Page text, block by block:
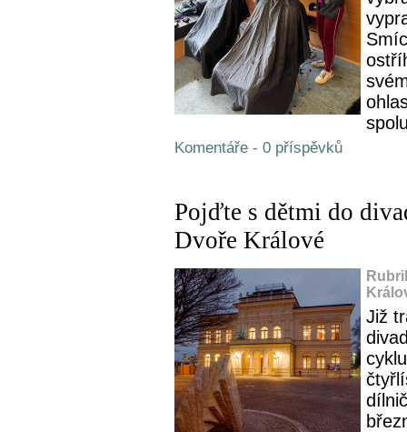
Komentáře - 0 příspěvků
Pojďte s dětmi do
Dvoře Králové
Již